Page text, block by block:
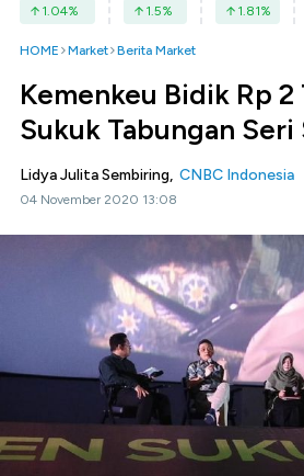
1.04% 1.5% 1.81%
HOME Market Berita Market
Kemenkeu Bidik Rp
Sukuk Tabungan
Lidya Julita Sembiring, CNBC Indonesia
04 November 2020 13:08